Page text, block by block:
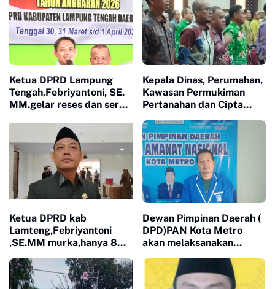
Ketua DPRD Lampung
Tengah,Febriyantoni, SE.
MM.gelar reses dan serap
buyut kec. Gunung Sugih,
kampung nambah Rejo
kec. Kotagajah, kampung
Sidomulyo Kec. Punggur)
Kepala Dinas, Perumahan,
Kawasan Permukiman
Pertanahan dan Cipta
Toga Setiawan, SE.MM,
mengikuti Pendidikan
Kepemimpinan Nasional (
PKN) Tingkat II Angkatan
24 tahun 2026.
Ketua DPRD kab
Lamteng,Febriyantoni
,SE.MM murka,hanya 8
paripurna
Dewan Pimpinan Daerah (
DPD)PAN Kota Metro
akan melaksanakan
akan dilaksanakan pada
hari minggu 12 April